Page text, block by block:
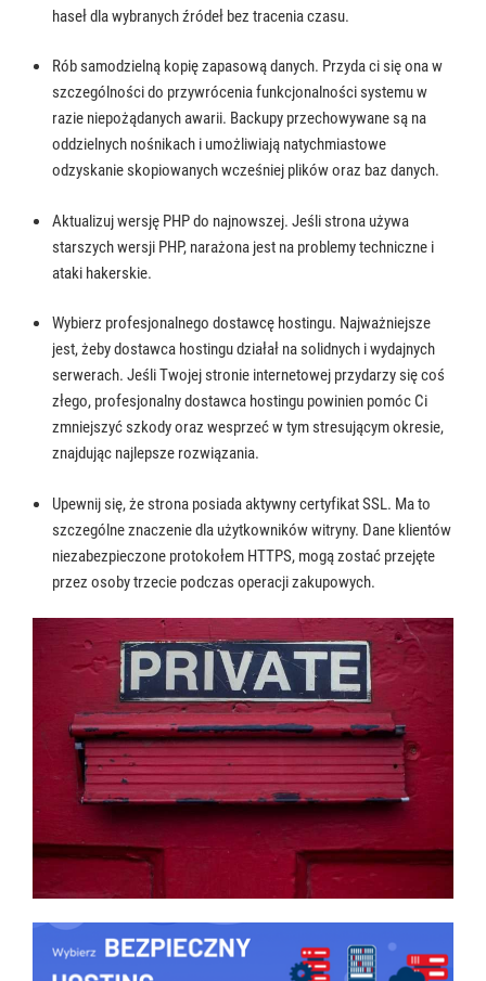
haseł dla wybranych źródeł bez tracenia czasu.
Rób samodzielną kopię zapasową danych. Przyda ci się ona w
szczególności do przywrócenia funkcjonalności systemu w
razie niepożądanych awarii. Backupy przechowywane są na
oddzielnych nośnikach i umożliwiają natychmiastowe
odzyskanie skopiowanych wcześniej plików oraz baz danych.
Aktualizuj wersję PHP do najnowszej. Jeśli strona używa
starszych wersji PHP, narażona jest na problemy techniczne i
ataki hakerskie.
Wybierz profesjonalnego dostawcę hostingu. Najważniejsze
jest, żeby dostawca hostingu działał na solidnych i wydajnych
serwerach. Jeśli Twojej stronie internetowej przydarzy się coś
złego, profesjonalny dostawca hostingu powinien pomóc Ci
zmniejszyć szkody oraz wesprzeć w tym stresującym okresie,
znajdując najlepsze rozwiązania.
Upewnij się, że strona posiada aktywny certyfikat SSL. Ma to
szczególne znaczenie dla użytkowników witryny. Dane klientów
niezabezpieczone protokołem HTTPS, mogą zostać przejęte
przez osoby trzecie podczas operacji zakupowych.